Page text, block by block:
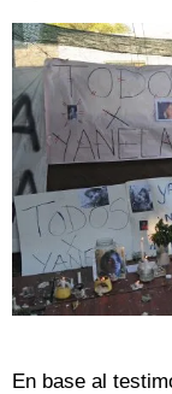
En base al